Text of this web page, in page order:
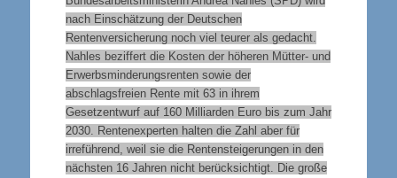
nach Einschätzung der Deutschen
Rentenversicherung noch viel teurer als gedacht.
Nahles beziffert die Kosten der höheren Mütter- und
Erwerbsminderungsrenten sowie der
abschlagsfreien Rente mit 63 in ihrem
Gesetzentwurf auf 160 Milliarden Euro bis zum Jahr
2030. Rentenexperten halten die Zahl aber für
irreführend, weil sie die Rentensteigerungen in den
nächsten 16 Jahren nicht berücksichtigt. Die große